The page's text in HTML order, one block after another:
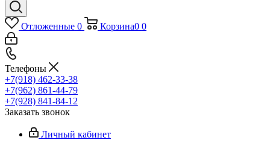
Отложенные 0 Корзина0 0
Телефоны
+7(918) 462-33-38
+7(962) 861-44-79
+7(928) 841-84-12
Заказать звонок
Личный кабинет